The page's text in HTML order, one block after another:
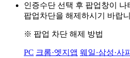
인증수단 선택 후 팝업창이 나
팝업차단을 해제하시기 바랍
※ 팝업 차단 해제 방법
PC 크롬·엣지앱 웨일·삼성·사